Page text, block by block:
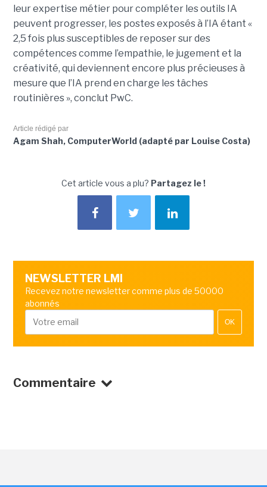
leur expertise métier pour compléter les outils IA
peuvent progresser, les postes exposés à l’IA étant «
2,5 fois plus susceptibles de reposer sur des
compétences comme l’empathie, le jugement et la
créativité, qui deviennent encore plus précieuses à
mesure que l’IA prend en charge les tâches
routinières », conclut PwC.
Article rédigé par
Agam Shah, ComputerWorld (adapté par Louise Costa)
Cet article vous a plu? Partagez le !
NEWSLETTER LMI
Recevez notre newsletter comme plus de 50000
abonnés
OK
Commentaire